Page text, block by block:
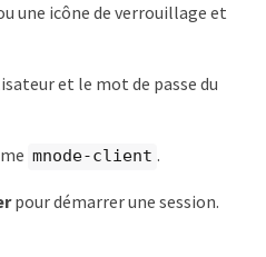
une icône de verrouillage et
et le mot de passe du
mnode-client .
pour démarrer une session.